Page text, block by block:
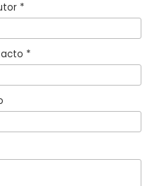
*
*